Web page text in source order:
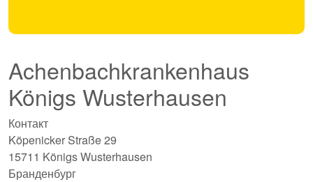
Achenbachkrankenhaus
Königs Wusterhausen
Контакт
Köpenicker Straße 29
15711 Königs Wusterhausen
Бранденбург